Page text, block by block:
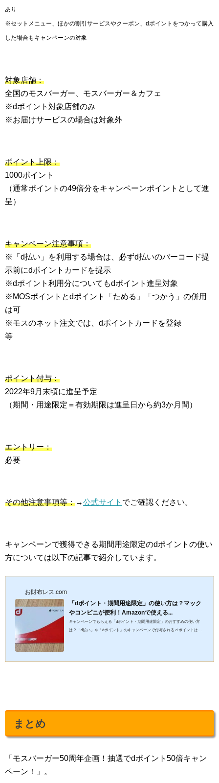
あり
※セットメニュー、ほかの割引サービスやクーポン、dポイントをつかって購入
した場合もキャンペーンの対象
対象店舗：
全国のモスバーガー、モスバーガー＆カフェ
※dポイント対象店舗のみ
※お届けサービスの場合は対象外
ポイント上限：
1000ポイント
（通常ポイントの49倍分をキャンペーンポイントとして進
呈）
キャンペーン注意事項：
※「d払い」を利用する場合は、必ずd払いのバーコード提
示前にdポイントカードを提示
※dポイント利用分についてもdポイント進呈対象
※MOSポイントとdポイント「ためる」「つかう」の併用
は可
※モスのネット注文では、dポイントカードを登録
等
ポイント付与：
2022年9月末頃に進呈予定
（期間・用途限定＝有効期限は進呈日から約3か月間）
エントリー：
必要
その他注意事項等：→公式サイト でご確認ください。
キャンペーンで獲得できる期間用途限定のdポイントの使い
方については以下の記事で紹介しています。
お財布レス.com
「dポイント・期間用途限定」の使い方は？マック
やコンビニが便利！Amazonで使える...
キャンペーンでもらえる「dポイント・期間用途限定」のおすすめの使い方
は？「d払い」や「dポイント」のキャンペーンで付与されるｄポイントは、
まとめ
「モスバーガー50周年企画！抽選でdポイント50倍キャン
ペーン！」。